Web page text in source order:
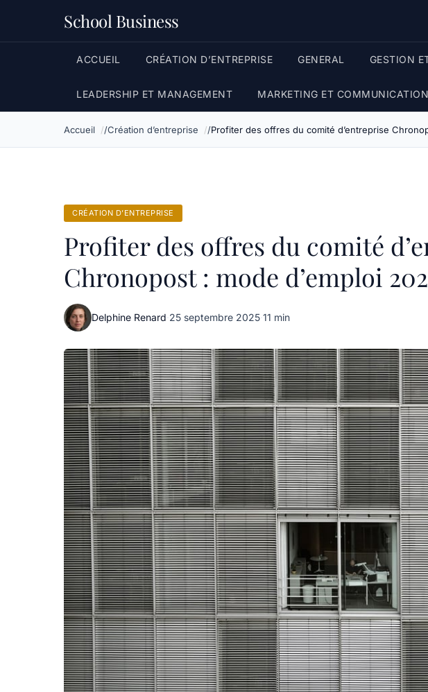
School Business
ACCUEIL CRÉATION D’ENTREPRISE GENERAL GESTION
LEADERSHIP ET MANAGEMENT MARKETING ET COMMUNICATION
Accueil Création d’entreprise Profiter des offres du comité d’entreprise
CRÉATION D’ENTREPRISE
Profiter des offres du comité
Chronopost : mode d’emploi
Delphine Renard·25 septembre 2025·11 min